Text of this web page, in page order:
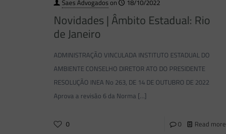
Saes Advogadoson 18/10/2022
Novidades | Âmbito Estadual: Rio
de Janeiro
ADMINISTRAÇÃO VINCULADA INSTITUTO ESTADUAL DO
AMBIENTE CONSELHO DIRETOR ATO DO PRESIDENTE
RESOLUÇÃO INEA No 263, DE 14 DE OUTUBRO DE 2022
Aprova a revisão 6 da Norma […]
0 0 Read more